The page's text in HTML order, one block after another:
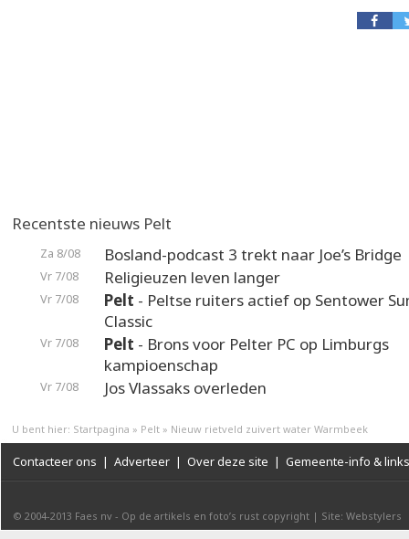
Recentste nieuws Pelt
Za 8/08 Bosland-podcast 3 trekt naar Joe’s Bridge
Vr 7/08 Religieuzen leven langer
Vr 7/08 Pelt - Peltse ruiters actief op Sentower
Classic
Vr 7/08 Pelt - Brons voor Pelter PC op Limburgs
kampioenschap
Vr 7/08 Jos Vlassaks overleden
U bent hier: Startpagina » Pelt » Nieuw rietveld zuivert water Warmbeek
Contacteer ons | Adverteer | Over deze site | Gemeente-info & links
© 2004-2013 Faes nv - Op de artikels en foto’s rust copyright | Site: Webstylers